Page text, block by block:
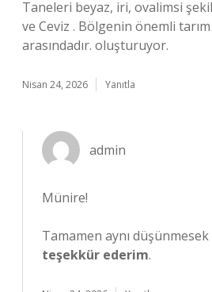
Taneleri beyaz, iri, ovalimsi
ve Ceviz . Bölgenin önemli
arasındadır. oluşturuyor.
Nisan 24, 2026 Yanıtla
admin
Münire!
Tamamen aynı düşünmesek
teşekkür ederim.